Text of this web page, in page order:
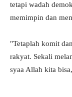
tetapi wadah
memimpin dan
"Tetaplah komit
rakyat. Sekali
syaa Allah kita